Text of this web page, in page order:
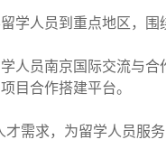
人员到重点地区，围
员南京国际交流与
目合作搭建平台。
需求，为留学人员服